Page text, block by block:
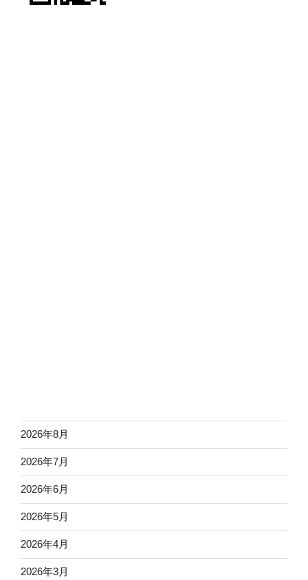
2026年8月
2026年7月
2026年6月
2026年5月
2026年4月
2026年3月